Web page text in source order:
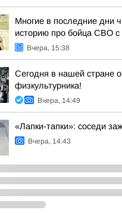
Многие в последние дни
историю про бойца СВО с
Вчера, 15:38
Сегодня в нашей стране
физкультурника!
Вчера, 14:49
«Лапки-тапки»: соседи
Вчера, 14:43